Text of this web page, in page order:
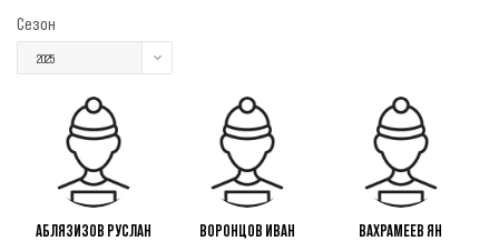
Сезон
2025
АБЛЯЗИЗОВ РУСЛАН ВОРОНЦОВ ИВАН
ВАХРАМЕЕВ ЯН